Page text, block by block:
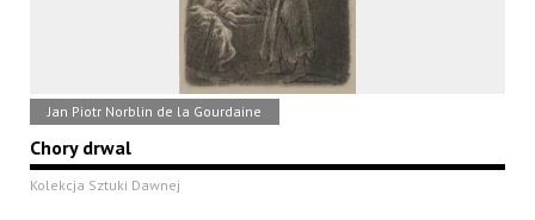
Jan Piotr Norblin de la Gourdaine
Chory drwal
Kolekcja Sztuki Dawnej